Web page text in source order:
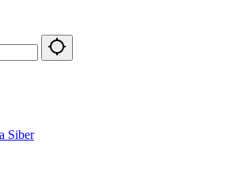
Siber